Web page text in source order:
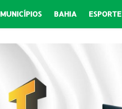
MUNICÍPIOS BAHIA ESPORTE